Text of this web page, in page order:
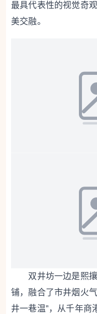
最具代表性的视觉奇
美交融。
双井坊一边是熙
铺，融合了市井烟火
井一巷温”，从千年商